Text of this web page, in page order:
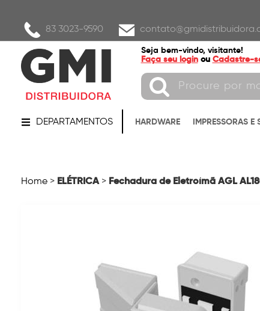
83 3023-9590
Seja bem-vindo, visitante!
Faça seu login ou Cadastre-
DEPARTAMENTOS HARDWARE IMPRESSORAS E
Home > ELÉTRICA > Fechadura de Eletroímã AGL